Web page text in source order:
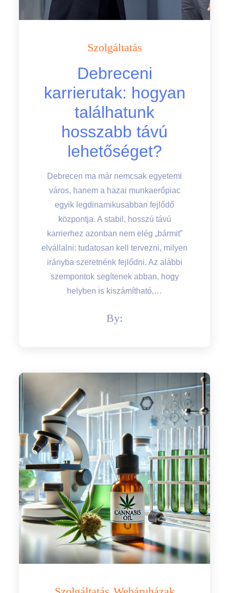
Szolgáltatás
Debreceni
karrierutak: hogyan
találhatunk
hosszabb távú
lehetőséget?
Debrecen ma már nemcsak egyetemi
város, hanem a hazai munkaerőpiac
egyik legdinamikusabban fejlődő
központja. A stabil, hosszú távú
karrierhez azonban nem elég „bármit”
elvállalni: tudatosan kell tervezni, milyen
irányba szeretnénk fejlődni. Az alábbi
szempontok segítenek abban, hogy
helyben is kiszámítható,…
By: